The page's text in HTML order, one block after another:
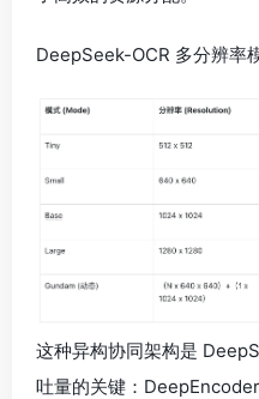
DeepSeek-OCR 多分辨率
这种异构协同架构是
吐量的关键：